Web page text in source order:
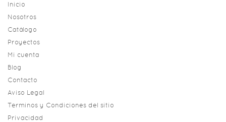
Inicio
Nosotros
Catálogo
Proyectos
Mi cuenta
Blog
Contacto
Aviso Legal
Terminos y Condiciones del sitio
Privacidad